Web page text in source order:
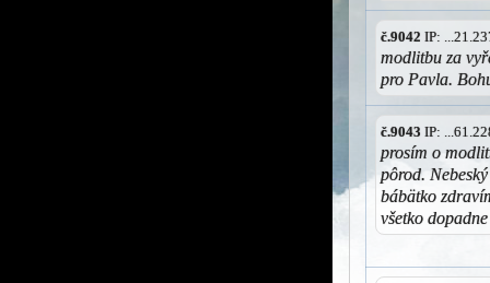
č.9042 IP:
modlitbu za
pro Pavla.
č.9043 IP:
prosím o
pôrod.
bábätko
všetko